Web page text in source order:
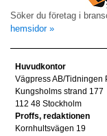
Söker du företag i
hemsidor »
Huvudkontor
Vägpress AB/Tidningen
Kungsholms strand 177
112 48 Stockholm
Proffs, redaktionen
Kornhultsvägen 19